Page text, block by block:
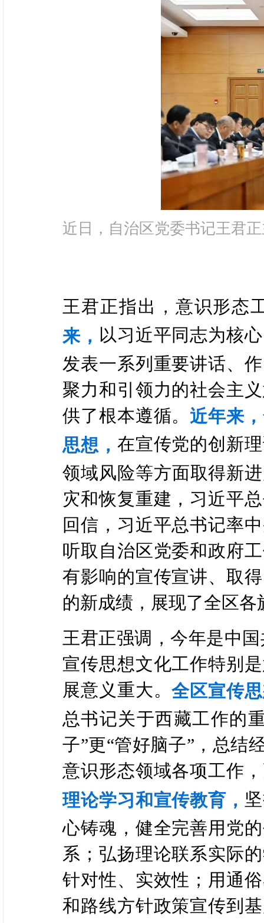
近日，自治区党委书记王君
王君正指出，意识形态
来， 以习近平同志为核
发表一系列重要讲话、
聚力和引领力的社会主
供了根本遵循。 近年来
思想， 在宣传党的创新
领域风险等方面取得新
灾和恢复重建，习近平
回信，习近平总书记率
听取自治区党委和政府
有影响的宣传宣讲、取
的新成绩，展现了全区
王君正强调，今年是中
宣传思想文化工作特别
展意义重大。全区宣传
总书记关于西藏工作的
子”更“管好脑子”，总结
意识形态领域各项工作
理论学习和宣传教育，
心铸魂，健全完善用党
系；弘扬理论联系实际
针对性、实效性；用通
和路线方针政策宣传到